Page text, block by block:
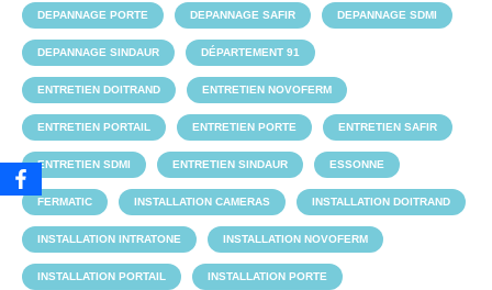
DEPANNAGE PORTE DEPANNAGE SAFIR DEPANNAGE SDMI
DEPANNAGE SINDAUR DÉPARTEMENT 91
ENTRETIEN DOITRAND ENTRETIEN NOVOFERM
ENTRETIEN PORTAIL ENTRETIEN PORTE ENTRETIEN SAFIR
ENTRETIEN SDMI ENTRETIEN SINDAUR ESSONNE
FERMATIC INSTALLATION CAMERAS INSTALLATION DOITRAND
INSTALLATION INTRATONE INSTALLATION NOVOFERM
INSTALLATION PORTAIL INSTALLATION PORTE